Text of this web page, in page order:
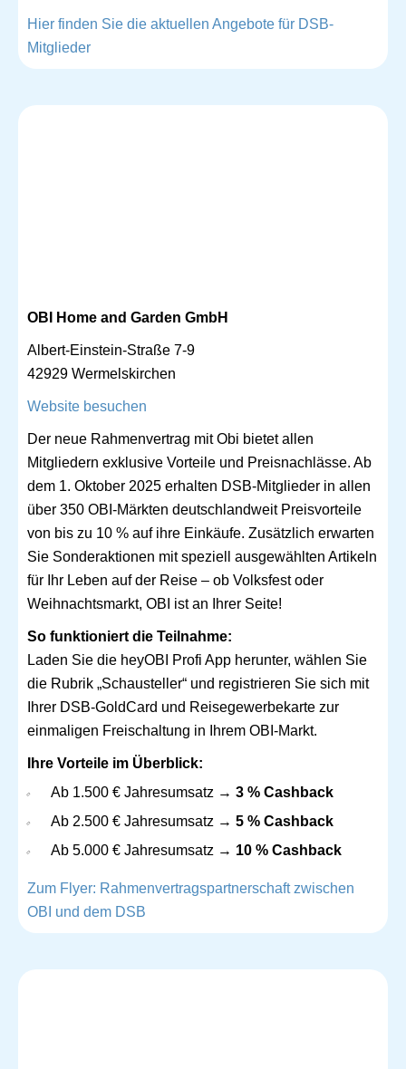
Hier finden Sie die aktuellen Angebote für DSB-
Mitglieder
OBI Home and Garden GmbH
Albert-Einstein-Straße 7-9
42929 Wermelskirchen
Website besuchen
Der neue Rahmenvertrag mit Obi bietet allen
Mitgliedern exklusive Vorteile und Preisnachlässe. Ab
dem 1. Oktober 2025 erhalten DSB-Mitglieder in allen
über 350 OBI-Märkten deutschlandweit Preisvorteile
von bis zu 10 % auf ihre Einkäufe. Zusätzlich erwarten
Sie Sonderaktionen mit speziell ausgewählten Artikeln
für Ihr Leben auf der Reise – ob Volksfest oder
Weihnachtsmarkt, OBI ist an Ihrer Seite!
So funktioniert die Teilnahme:
Laden Sie die heyOBI Profi App herunter, wählen Sie
die Rubrik „Schausteller“ und registrieren Sie sich mit
Ihrer DSB-GoldCard und Reisegewerbekarte zur
einmaligen Freischaltung in Ihrem OBI-Markt.
Ihre Vorteile im Überblick:
Ab 1.500 € Jahresumsatz → 3 % Cashback
Ab 2.500 € Jahresumsatz → 5 % Cashback
Ab 5.000 € Jahresumsatz → 10 % Cashback
Zum Flyer: Rahmenvertragspartnerschaft zwischen
OBI und dem DSB